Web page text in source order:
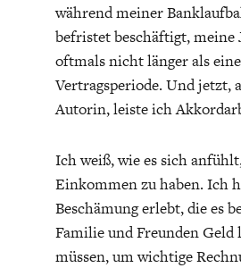
DIE NÄCHSTE
während meiner
befristet beschäftigt, meine
oftmals nicht länger als eine
Vertragsperiode. Und jetzt,
Autorin, leiste ich
Ich weiß, wie es sich
Einkommen zu haben. Ich
Beschämung erlebt, die es
Familie und Freunden Geld
müssen, um wichtige